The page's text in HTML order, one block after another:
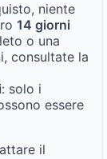
niente
14 giorni
o una
consultate la
: solo i
essere
il